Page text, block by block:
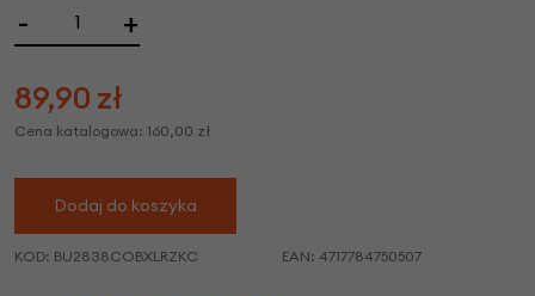
- +
89,90 zł
Cena katalogowa: 160,00 zł
Dodaj do koszyka
KOD: BU2838COBXLRZKC EAN: 4717784750507